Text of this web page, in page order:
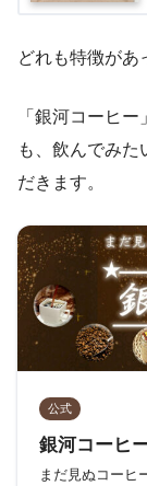
どれも特徴があ
「銀河コーヒ
も、飲んでみた
だきます。
公式
銀河コーヒ
まだ見ぬコーヒ